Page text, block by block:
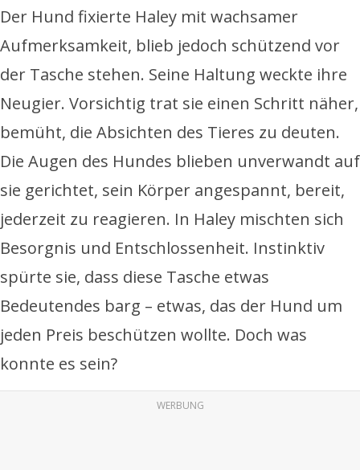
Der Hund fixierte Haley mit wachsamer
Aufmerksamkeit, blieb jedoch schützend vor
der Tasche stehen. Seine Haltung weckte ihre
Neugier. Vorsichtig trat sie einen Schritt näher,
bemüht, die Absichten des Tieres zu deuten.
Die Augen des Hundes blieben unverwandt auf
sie gerichtet, sein Körper angespannt, bereit,
jederzeit zu reagieren. In Haley mischten sich
Besorgnis und Entschlossenheit. Instinktiv
spürte sie, dass diese Tasche etwas
Bedeutendes barg – etwas, das der Hund um
jeden Preis beschützen wollte. Doch was
konnte es sein?
WERBUNG